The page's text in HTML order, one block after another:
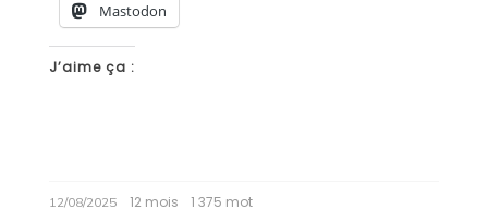
Mastodon
J’aime ça :
12/08/2025 12 mois 1 375 mot